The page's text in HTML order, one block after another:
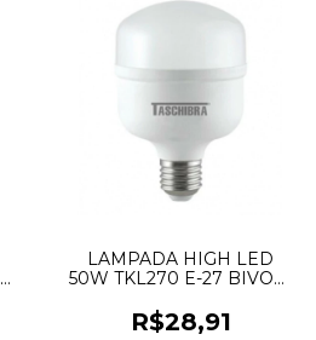
LAMPADA HIGH LED
50W TKL270 E-27 BIVOLT
R$28,91